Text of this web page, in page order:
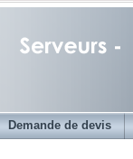
Demande de devis